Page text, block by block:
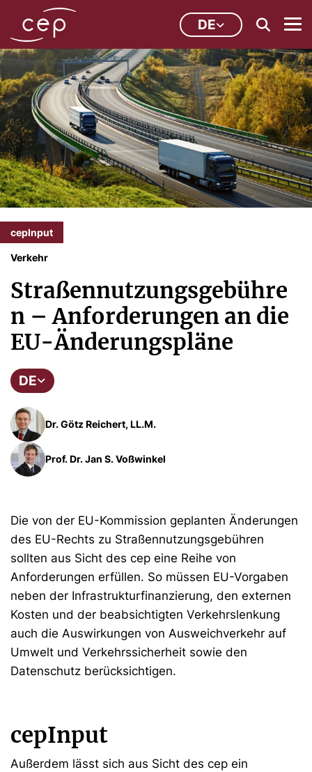
DE
cepInput
Verkehr
Straßennutzungsgebühre
n – Anforderungen an die
EU-Änderungspläne
DE
Dr. Götz Reichert, LL.M.
Prof. Dr. Jan S. Voßwinkel
Die von der EU-Kommission geplanten Änderungen
des EU-Rechts zu Straßennutzungsgebühren
sollten aus Sicht des cep eine Reihe von
Anforderungen erfüllen. So müssen EU-Vorgaben
neben der Infrastrukturfinanzierung, den externen
Kosten und der beabsichtigten Verkehrslenkung
auch die Auswirkungen von Ausweichverkehr auf
Umwelt und Verkehrssicherheit sowie den
Datenschutz berücksichtigen.
cepInput
Außerdem lässt sich aus Sicht des cep ein